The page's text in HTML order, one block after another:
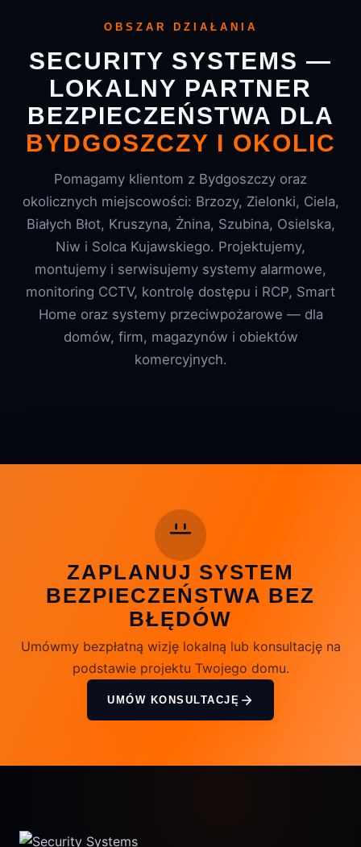
OBSZAR DZIAŁANIA
SECURITY SYSTEMS —
LOKALNY PARTNER
BEZPIECZEŃSTWA DLA
BYDGOSZCZY I OKOLIC
Pomagamy klientom z Bydgoszczy oraz
okolicznych miejscowości: Brzozy, Zielonki, Ciela,
Białych Błot, Kruszyna, Żnina, Szubina, Osielska,
Niw i Solca Kujawskiego. Projektujemy,
montujemy i serwisujemy systemy alarmowe,
monitoring CCTV, kontrolę dostępu i RCP, Smart
Home oraz systemy przeciwpożarowe — dla
domów, firm, magazynów i obiektów
komercyjnych.
ZAPLANUJ SYSTEM
BEZPIECZEŃSTWA BEZ
BŁĘDÓW
Umówmy bezpłatną wizję lokalną lub konsultację na
podstawie projektu Twojego domu.
UMÓW KONSULTACJĘ